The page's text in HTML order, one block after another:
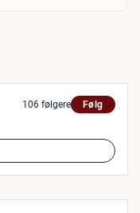
106 følgere Følg